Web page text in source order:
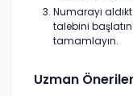
Numarayı
talebini
tamamlayın.
Uzman